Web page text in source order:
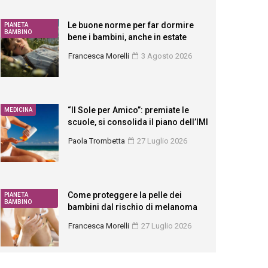
PIANETA
BAMBINO
Le buone norme per far dormire
bene i bambini, anche in estate
Francesca Morelli 3 Agosto 2026
MEDICINA
“Il Sole per Amico”: premiate le
scuole, si consolida il piano dell’IMI
Paola Trombetta 27 Luglio 2026
PIANETA
BAMBINO
Come proteggere la pelle dei
bambini dal rischio di melanoma
Francesca Morelli 27 Luglio 2026